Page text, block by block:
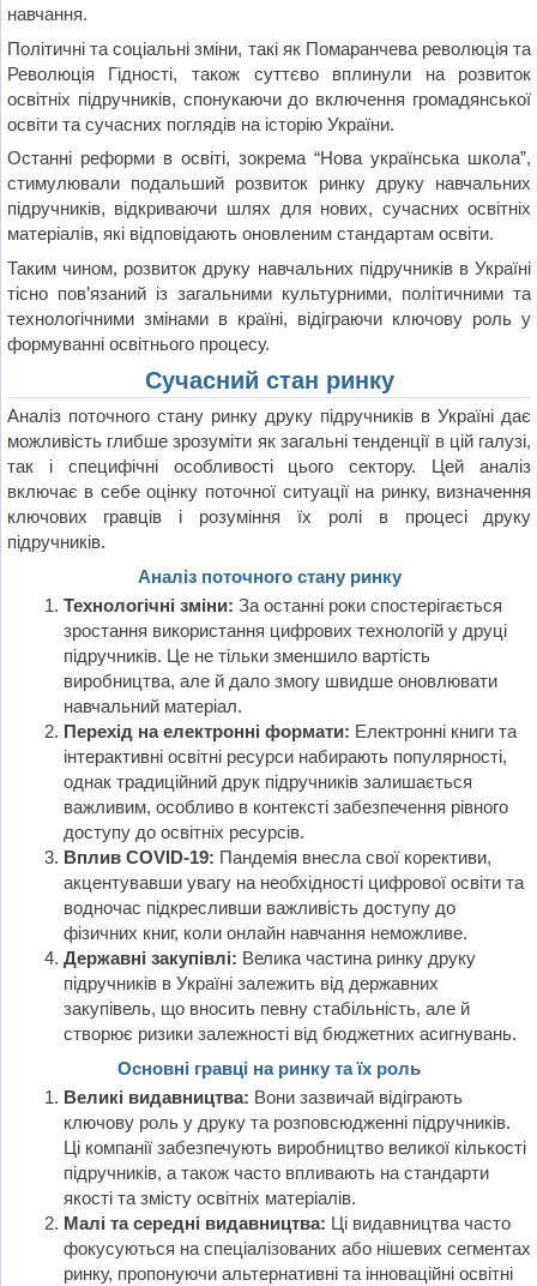
навчання.
Політичні та соціальні зміни, такі як Помаранчева революція та
Революція Гідності, також суттєво вплинули на розвиток
освітніх підручників, спонукаючи до включення громадянської
освіти та сучасних поглядів на історію України.
Останні реформи в освіті, зокрема “Нова українська школа”,
стимулювали подальший розвиток ринку друку навчальних
підручників, відкриваючи шлях для нових, сучасних освітніх
матеріалів, які відповідають оновленим стандартам освіти.
Таким чином, розвиток друку навчальних підручників в Україні
тісно пов’язаний із загальними культурними, політичними та
технологічними змінами в країні, відіграючи ключову роль у
формуванні освітнього процесу.
Сучасний стан ринку
Аналіз поточного стану ринку друку підручників в Україні дає
можливість глибше зрозуміти як загальні тенденції в цій галузі,
так і специфічні особливості цього сектору. Цей аналіз
включає в себе оцінку поточної ситуації на ринку, визначення
ключових гравців і розуміння їх ролі в процесі друку
підручників.
Аналіз поточного стану ринку
Технологічні зміни: За останні роки спостерігається
зростання використання цифрових технологій у друці
підручників. Це не тільки зменшило вартість
виробництва, але й дало змогу швидше оновлювати
навчальний матеріал.
Перехід на електронні формати: Електронні книги та
інтерактивні освітні ресурси набирають популярності,
однак традиційний друк підручників залишається
важливим, особливо в контексті забезпечення рівного
доступу до освітніх ресурсів.
Вплив COVID-19: Пандемія внесла свої корективи,
акцентувавши увагу на необхідності цифрової освіти та
водночас підкресливши важливість доступу до
фізичних книг, коли онлайн навчання неможливе.
Державні закупівлі: Велика частина ринку друку
підручників в Україні залежить від державних
закупівель, що вносить певну стабільність, але й
створює ризики залежності від бюджетних асигнувань.
Основні гравці на ринку та їх роль
Великі видавництва: Вони зазвичай відіграють
ключову роль у друку та розповсюдженні підручників.
Ці компанії забезпечують виробництво великої кількості
підручників, а також часто впливають на стандарти
якості та змісту освітніх матеріалів.
Малі та середні видавництва: Ці видавництва часто
фокусуються на спеціалізованих або нішевих сегментах
ринку, пропонуючи альтернативні та інноваційні освітні